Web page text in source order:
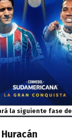
la siguiente fase